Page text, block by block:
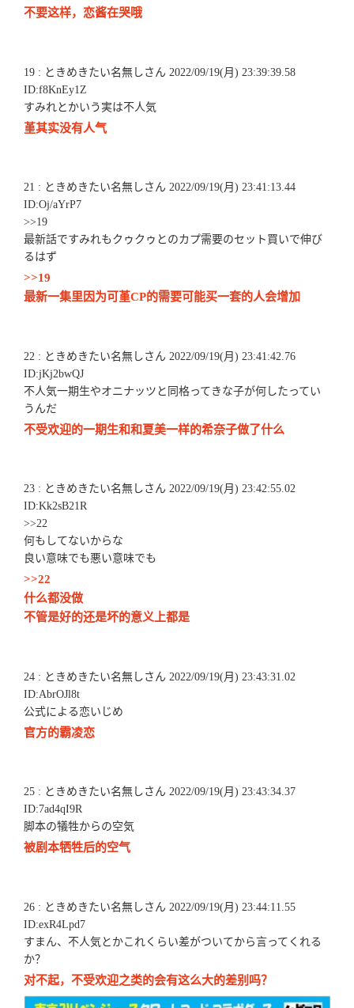
不要这样，恋酱在哭哦
19 : ときめきたい名無しさん 2022/09/19(月) 23:39:39.58
ID:f8KnEy1Z
すみれとかいう実は不人気
堇其实没有人气
21 : ときめきたい名無しさん 2022/09/19(月) 23:41:13.44
ID:Oj/aYrP7
>>19
最新話ですみれもクゥクゥとのカプ需要のセット買いで伸び
るはず
>>19
最新一集里因为可堇CP的需要可能买一套的人会增加
22 : ときめきたい名無しさん 2022/09/19(月) 23:41:42.76
ID:jKj2bwQJ
不人気一期生やオニナッツと同格ってきな子が何したってい
うんだ
不受欢迎的一期生和和夏美一样的希奈子做了什么
23 : ときめきたい名無しさん 2022/09/19(月) 23:42:55.02
ID:Kk2sB21R
>>22
何もしてないからな
良い意味でも悪い意味でも
>>22
什么都没做
不管是好的还是坏的意义上都是
24 : ときめきたい名無しさん 2022/09/19(月) 23:43:31.02
ID:AbrOJl8t
公式による恋いじめ
官方的霸凌恋
25 : ときめきたい名無しさん 2022/09/19(月) 23:43:34.37
ID:7ad4qI9R
脚本の犠牲からの空気
被剧本牺牲后的空气
26 : ときめきたい名無しさん 2022/09/19(月) 23:44:11.55
ID:exR4Lpd7
すまん、不人気とかこれくらい差がついてから言ってくれる
か？
对不起，不受欢迎之类的会有这么大的差别吗？